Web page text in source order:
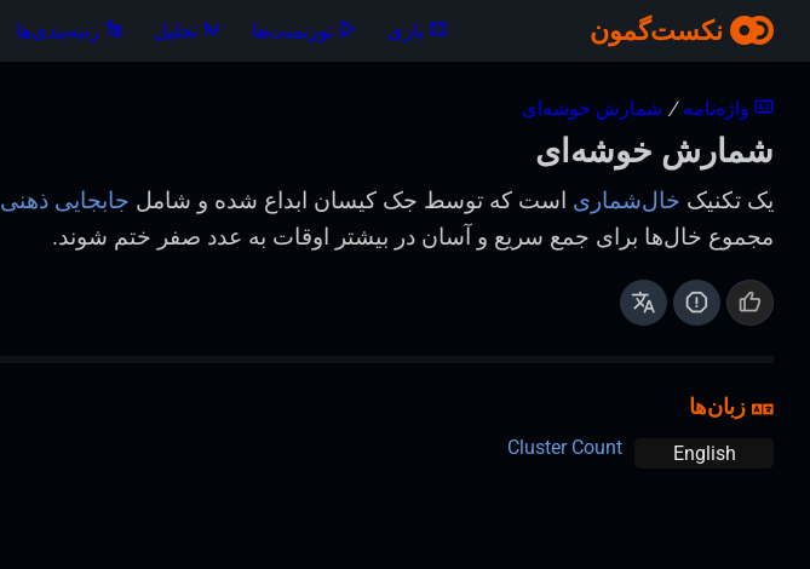
نکست‌گمون بازی تورنمنت‌ها تحلیل رتبه‌بندی‌ها
واژه‌نامه / شمارش خوشه‌ای
شمارش خوشه‌ای
یک تکنیک خال‌شماری است که توسط جک کیسان ابداع شده و شامل جابجایی ذهنی
مجموع خال‌ها برای جمع سریع و آسان در بیشتر اوقات به عدد صفر ختم شوند.
زبان‌ها
English
Cluster Count